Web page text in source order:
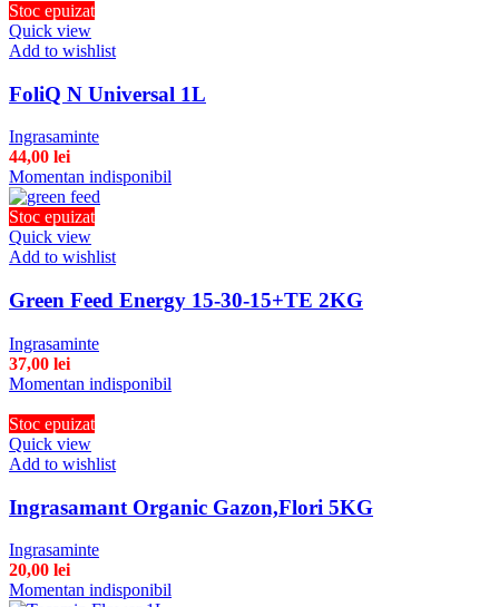
Stoc epuizat
Quick view
Add to wishlist
FoliQ N Universal 1L
Ingrasaminte
44,00 lei
Momentan indisponibil
Stoc epuizat
Quick view
Add to wishlist
Green Feed Energy 15-30-15+TE 2KG
Ingrasaminte
37,00 lei
Momentan indisponibil
Stoc epuizat
Quick view
Add to wishlist
Ingrasamant Organic Gazon,Flori 5KG
Ingrasaminte
20,00 lei
Momentan indisponibil